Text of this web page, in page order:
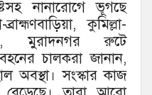
নানারোগে ভূগছে
কুমিল্লা-
মুরাদনগর রুটে
চালকরা জানান,
অবস্থা। সংস্কার কাজ